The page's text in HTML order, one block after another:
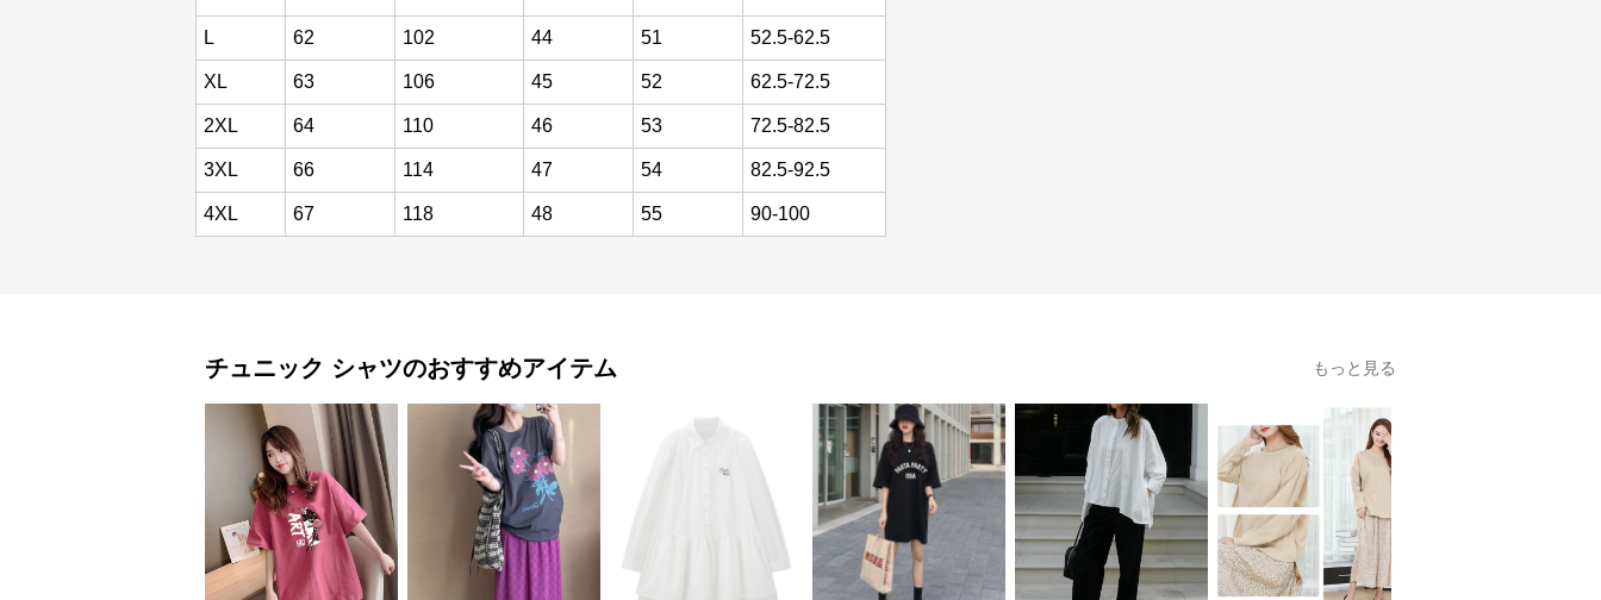
L 62 102 44 51 52.5-62.5
XL 63 106 45 52 62.5-72.5
2XL 64 110 46 53 72.5-82.5
3XL 66 114 47 54 82.5-92.5
4XL 67 118 48 55 90-100
チュニック シャツのおすすめアイテム もっと見る